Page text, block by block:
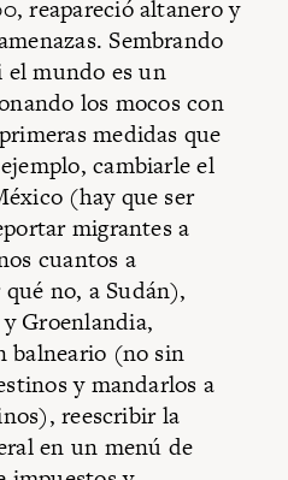
reapareció altanero y
Sembrando
el mundo es un
los mocos con
medidas que
cambiarle el
(hay que ser
migrantes a
cuantos a
no, a Sudán),
Groenlandia,
balneario (no sin
y mandarlos a
reescribir la
en un menú de